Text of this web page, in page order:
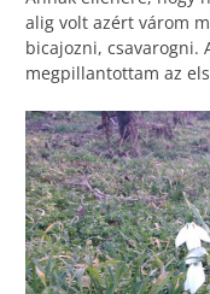
alig volt azért várom
bicajozni, csavarogni.
megpillantottam az